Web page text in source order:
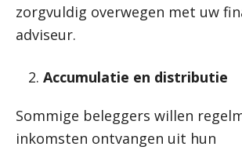
zorgvuldig overwegen met uw
adviseur.
Accumulatie en distributie
Sommige beleggers willen
inkomsten ontvangen uit hun